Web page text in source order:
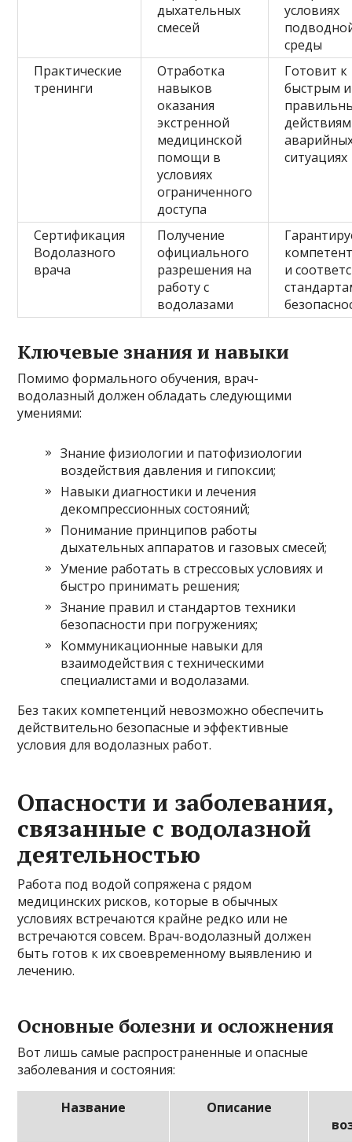
дыхательных
смесей
условиях
среды
Практические
тренинги
Отработка
навыков
оказания
экстренной
медицинской
помощи в
условиях
ограниченного
доступа
Готовит к
быстрым и
ситуациях
Сертификация
Водолазного
врача
Получение
официального
разрешения на
работу с
водолазами
и
Ключевые знания и навыки
Помимо формального обучения, врач-
водолазный должен обладать следующими
умениями:
Знание физиологии и патофизиологии
воздействия давления и гипоксии;
Навыки диагностики и лечения
декомпрессионных состояний;
Понимание принципов работы
дыхательных аппаратов и газовых смесей;
Умение работать в стрессовых условиях и
быстро принимать решения;
Знание правил и стандартов техники
безопасности при погружениях;
Коммуникационные навыки для
взаимодействия с техническими
специалистами и водолазами.
Без таких компетенций невозможно обеспечить
действительно безопасные и эффективные
условия для водолазных работ.
Опасности и заболевания,
связанные с водолазной
деятельностью
Работа под водой сопряжена с рядом
медицинских рисков, которые в обычных
условиях встречаются крайне редко или не
встречаются совсем. Врач-водолазный должен
быть готов к их своевременному выявлению и
лечению.
Основные болезни и осложнения
Вот лишь самые распространенные и опасные
заболевания и состояния:
Название
Описание